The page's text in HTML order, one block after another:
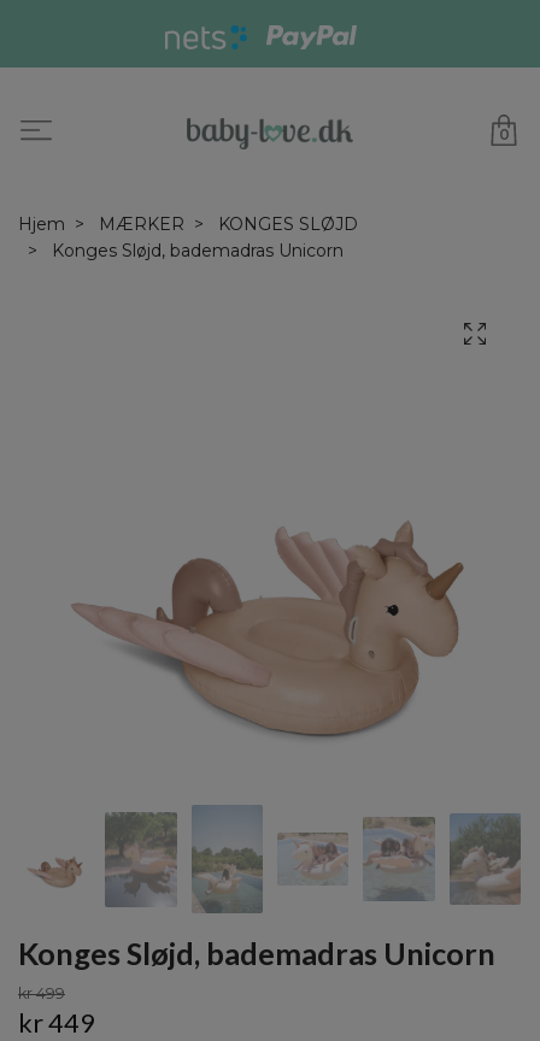
0
Hjem MÆRKER
KONGES SLØJD
Konges Sløjd, bademadras Unicorn
Konges Sløjd, bademadras Unicorn
kr 499
kr 449